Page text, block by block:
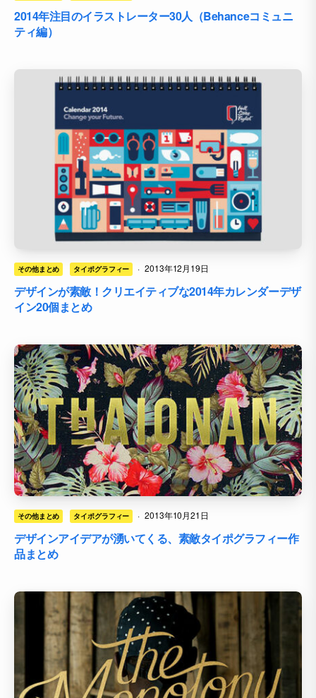
2014年注目のイラストレーター30人（Behanceコミュニ
ティ編）
その他まとめ タイポグラフィー · 2013年12月19日
デザインが素敵！クリエイティブな2014年カレンダーデザ
イン20個まとめ
その他まとめ タイポグラフィー · 2013年10月21日
デザインアイデアが湧いてくる、素敵タイポグラフィー作
品まとめ